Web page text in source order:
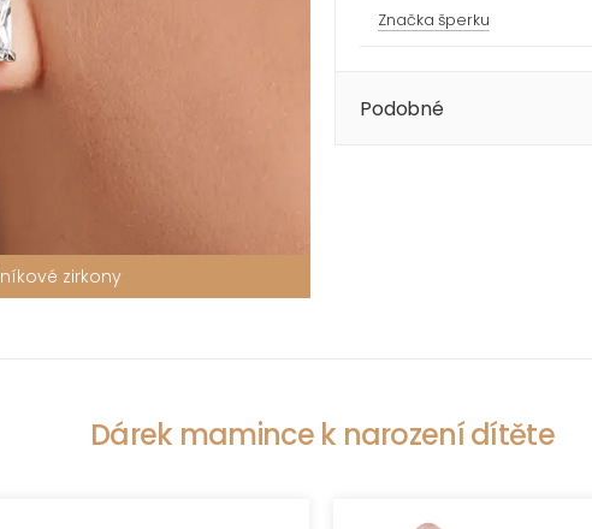
zirkony
Značka šperku
Podobné
Dárek mamince k narození dítěte